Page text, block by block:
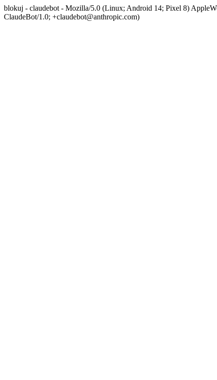
blokuj - claudebot - Mozilla/5.0 (Linux; Android 14; Pixel 8)
ClaudeBot/1.0; +claudebot@anthropic.com)